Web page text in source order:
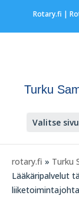
Rotary.fi |
Turku
Valitse sivu
rotary.fi » Turku
Lääkäripalvelut